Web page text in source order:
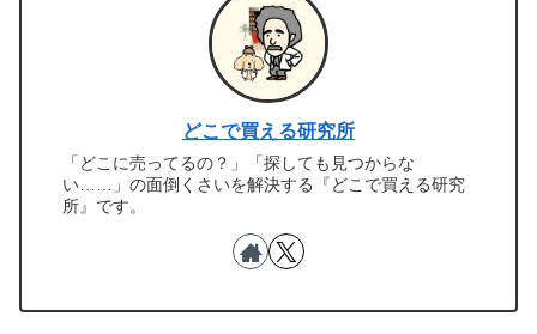
どこで買える研究所
「どこに売ってるの？」「探しても見つからな
い……」の面倒くさいを解決する『どこで買える研究
所』です。